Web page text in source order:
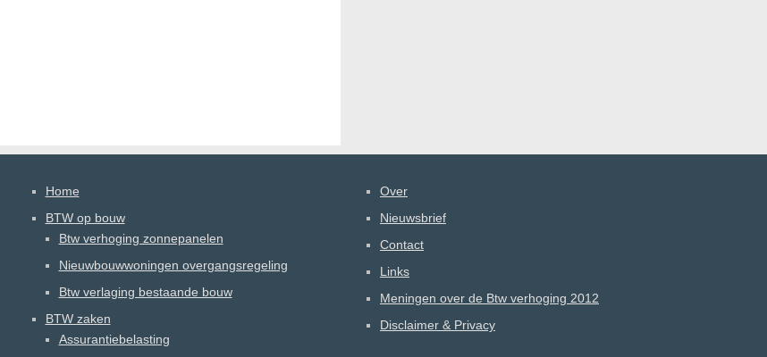
Home
BTW op bouw
Btw verhoging zonnepanelen
Nieuwbouwwoningen overgangsregeling
Btw verlaging bestaande bouw
BTW zaken
Assurantiebelasting
Over
Nieuwsbrief
Contact
Links
Meningen over de Btw verhoging 2012
Disclaimer & Privacy